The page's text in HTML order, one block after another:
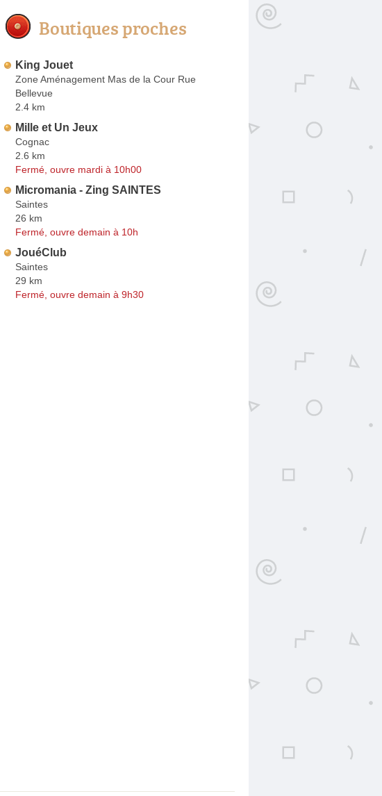
Boutiques proches
King Jouet
Zone Aménagement Mas de la Cour Rue
Bellevue
2.4 km
Mille et Un Jeux
Cognac
2.6 km
Fermé, ouvre mardi à 10h00
Micromania - Zing SAINTES
Saintes
26 km
Fermé, ouvre demain à 10h
JouéClub
Saintes
29 km
Fermé, ouvre demain à 9h30